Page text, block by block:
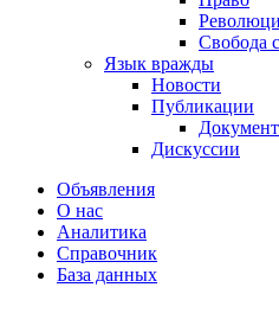
Свобода
Язык вражды
Новости
Публикации
Дискуссии
Объявления
О нас
Аналитика
Справочник
База данных